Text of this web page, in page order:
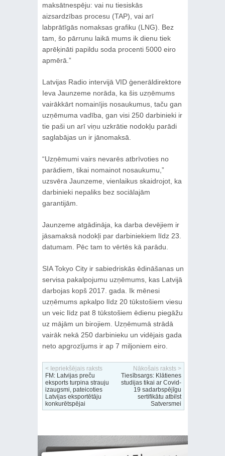
maksātnespēju: vai nu tiesiskās
aizsardzības procesu (TAP), vai arī
labprātīgās nomaksas grafiku (LNG). Bez
tam, šo pārrunu laikā mums ik dienu tiek
aprēķināti papildu soda procenti 5000 eiro
apmērā.”
Latvijas Radio intervijā VID ģenerāldirektore
Ieva Jaunzeme norāda, ka šis uzņēmums
vairākkārt nomainījis nosaukumus, taču gan
uzņēmuma vadība, gan visi 250 darbinieki ir
tie paši un arī viņu uzkrātie nodokļu parādi
saglabājas un ir jānomaksā.
“Uzņēmumi vairs nevarēs atbrīvoties no
parādiem, tikai nomainot nosaukumu,”
uzsvēra Jaunzeme, vienlaikus skaidrojot, ka
darbinieki nepaliks bez sociālajām
garantijām.
Jaunzeme atgādināja, ka darba devējiem ir
jāsamaksā nodokļi par darbiniekiem līdz 23.
datumam. Pēc tam to vērtēs kā parādu.
SIA Tokyo City ir sabiedriskās ēdināšanas un
servisa pakalpojumu uzņēmums, kas Latvijā
darbojas kopš 2017. gada. Ik mēnesi
uzņēmums apkalpo līdz 20 tūkstošiem viesu
un veic līdz pat 8 tūkstošiem ēdienu piegāžu
uz mājām un birojiem. Uzņēmumā strādā
vairāk nekā 250 darbinieku un vidējais gada
neto apgrozījums ir ap 7 miljoniem eiro.
< Iepriekšējais raksts
FM: Latvijas preču
eksports turpina strauju
izaugsmi, pateicoties
Latvijas eksportētāju
konkurētspējai
Nākošais raksts >
Tiesībsargs: Klātienes
studijas tikai ar Covid-
19 sadarbspējīgu
sertifikātu atbilst
Satversmei